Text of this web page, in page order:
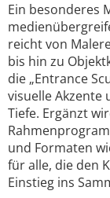
Ein besonderes
reicht von
bis hin zu
die „Entrance
visuelle Akzente
Tiefe. Ergänzt
und Formaten
für alle, die den
Einstieg ins